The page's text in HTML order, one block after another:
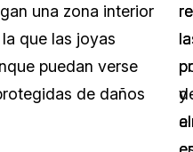
una zona interior
que las joyas
puedan verse
de daños
y
la